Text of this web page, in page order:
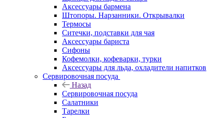
Аксессуары бармена
Штопоры. Нарзанники. Открывалки
Термосы
Ситечки, подставки для чая
Аксессуары бариста
Сифоны
Кофемолки, кофеварки, турки
Аксессуары для льда, охладители напитков
Сервировочная посуда
Назад
Сервировочная посуда
Салатники
Тарелки